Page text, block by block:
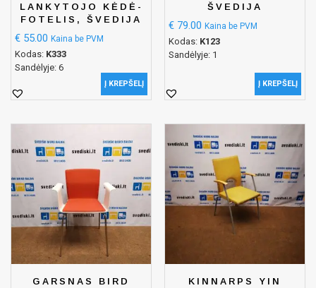
LANKYTOJO KĖDĖ-
FOTELIS, ŠVEDIJA
€ 55.00 Kaina be PVM
Kodas: K333
Sandėlyje: 6
Į KREPŠELĮ
ŠVEDIJA
€ 79.00 Kaina be PVM
Kodas: K123
Sandėlyje: 1
Į KREPŠELĮ
GARSNAS BIRD
KINNARPS YIN